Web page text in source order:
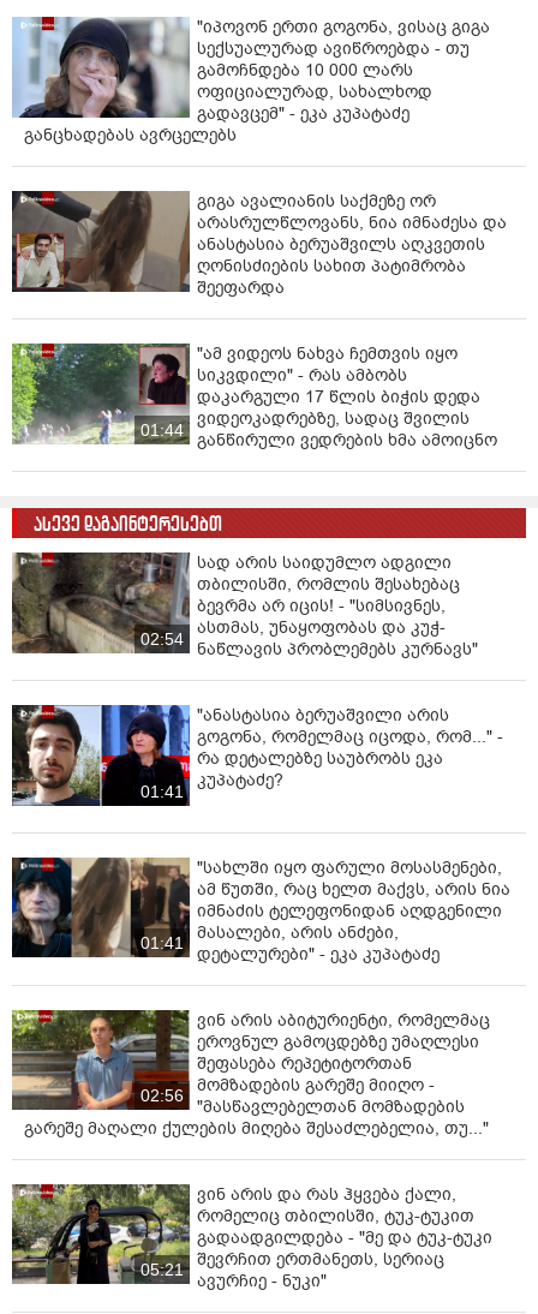
"იპოვონ ერთი გოგონა, ვისაც გიგა
სექსუალურად ავიწროებდა - თუ
გამოჩნდება 10 000 ლარს
ოფიციალურად, სახალხოდ
გადავცემ" - ეკა კუპატაძე
განცხადებას ავრცელებს
გიგა ავალიანის საქმეზე ორ
არასრულწლოვანს, ნია იმნაძესა და
ანასტასია ბერუაშვილს აღკვეთის
ღონისძიების სახით პატიმრობა
შეეფარდა
01:44
"ამ ვიდეოს ნახვა ჩემთვის იყო
სიკვდილი" - რას ამბობს
დაკარგული 17 წლის ბიჭის დედა
ვიდეოკადრებზე, სადაც შვილის
განწირული ვედრების ხმა ამოიცნო
ასევე დაგაინტერესებთ
02:54
სად არის საიდუმლო ადგილი
თბილისში, რომლის შესახებაც
ბევრმა არ იცის! - "სიმსივნეს,
ასთმას, უნაყოფობას და კუჭ-
ნაწლავის პრობლემებს კურნავს"
01:41
"ანასტასია ბერუაშვილი არის
გოგონა, რომელმაც იცოდა, რომ..." -
რა დეტალებზე საუბრობს ეკა
კუპატაძე?
01:41
"სახლში იყო ფარული მოსასმენები,
ამ წუთში, რაც ხელთ მაქვს, არის ნია
იმნაძის ტელეფონიდან აღდგენილი
მასალები, არის ანძები,
დეტალურები" - ეკა კუპატაძე
02:56
ვინ არის აბიტურიენტი, რომელმაც
ეროვნულ გამოცდებზე უმაღლესი
შეფასება რეპეტიტორთან
მომზადების გარეშე მიიღო -
"მასწავლებელთან მომზადების
გარეშე მაღალი ქულების მიღება შესაძლებელია, თუ..."
05:21
ვინ არის და რას ჰყვება ქალი,
რომელიც თბილისში, ტუკ-ტუკით
გადაადგილდება - "მე და ტუკ-ტუკი
შევრჩით ერთმანეთს, სერიაც
ავურჩიე - ნუკი"